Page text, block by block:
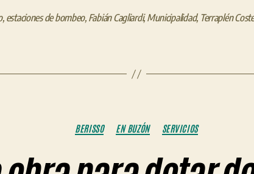
, estaciones de bombeo, Fabián Cagliardi,Municipalidad, Terraplén
Categorías
BERISSO EN BUZÓN SERVICIOS